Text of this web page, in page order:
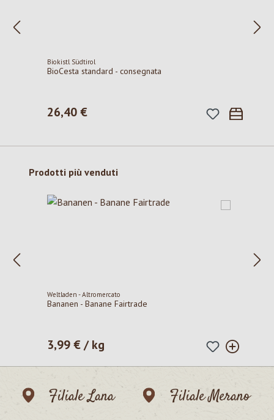
Biokistl Südtirol
BioCesta standard - consegnata
Prezzo normale:
26,40 €
Salta la galleria dei prodotti
Prodotti più venduti
Weltladen - Altromercato
Bananen - Banane Fairtrade
Prezzo normale:
3,99 € / kg
Filiale Lana
Filiale Merano